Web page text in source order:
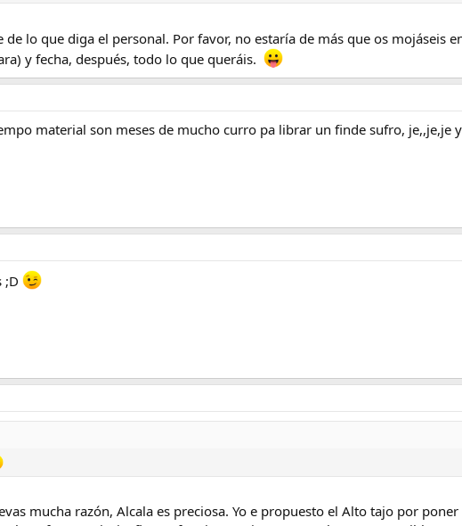
lo que diga el personal. Por favor, no estaría de más que os mojáseis
y fecha, después, todo lo que queráis.
material son meses de mucho curro pa librar un finde sufro, je,,je,je
;D
mucha razón, Alcala es preciosa. Yo e propuesto el Alto tajo por